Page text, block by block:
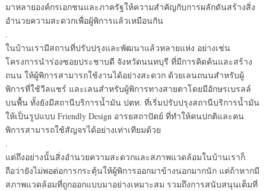
มาหลายองค์กรเอกชนและภาครัฐให้ความสำคัญกับการผลักดันสร้างสิ่ง
อำนวยความสะดวกเพื่อผู้พิการแล้วเหมือนกัน
.
ในบ้านเรามีสถานที่ปรับปรุงและพัฒนาแล้วหลายแห่ง อย่างเช่น
โครงการนำร่องซอยประชาบดี จังหวัดนนทบุรี ที่มีการคิดค้นและสร้าง
ถนน ให้ผู้พิการสามารถใช้งานได้อย่างสะดวก ด้วยเลนถนนสำหรับผู้
พิการที่ใช้วีลแชร์ และเลนสำหรับผู้พิการทางสายตาโดยมีอักษรเบรลล์
บนพื้น ทั้งยังมีสถานีบริการน้ำมัน ปตท. ที่เริ่มปรับปรุงสถานีบริการน้ำมัน
ให้เป็นรูปแบบ Friendly Design อารยสถาปัตย์ ที่ทำให้คนปกติและคน
พิการสามารถใช้สัญจรได้อย่างเท่าเทียมด้วย
.
แต่ถึงอย่างนั้นสิ่งอำนวยความสะดวกและสภาพแวดล้อมในบ้านเราก็
ถือว่ายังไม่พอต่อการกระตุ้นให้ผู้พิการออกมาข้างนอกมากนัก แต่ถ้าหากมี
สภาพแวดล้อมที่ถูกออกแบบมาอย่างเหมาะสม รวมถึงการสนับสนุนเต็มที่